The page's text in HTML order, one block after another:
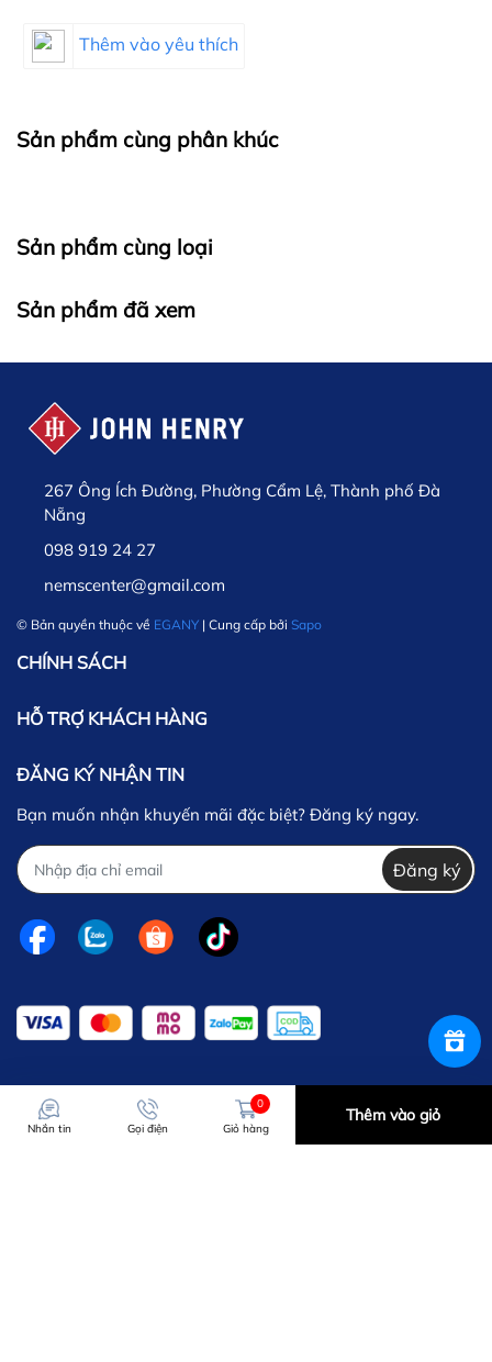
Thêm vào yêu thích
Sản phẩm cùng phân khúc
Sản phẩm cùng loại
Sản phẩm đã xem
267 Ông Ích Đường, Phường Cẩm Lệ, Thành phố Đà
Nẵng
098 919 24 27
nemscenter@gmail.com
© Bản quyền thuộc về EGANY | Cung cấp bởi Sapo
CHÍNH SÁCH
HỖ TRỢ KHÁCH HÀNG
ĐĂNG KÝ NHẬN TIN
Bạn muốn nhận khuyến mãi đặc biệt? Đăng ký ngay.
Đăng ký
Nhắn tin Gọi điện
0
Giỏ hàng
Thêm vào giỏ